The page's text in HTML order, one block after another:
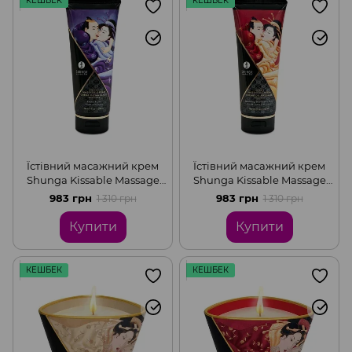
Їстівний масажний крем
Shunga Kissable Massage
Cream – Exotic Fruits (200
983 грн 1 310 грн
Купити
Їстівний масажний крем
Shunga Kissable Massage
Cream – Sparkling
Strawberry Wine (200 мл)
983 грн 1 310 грн
Купити
КЕШБЕК КЕШБЕК